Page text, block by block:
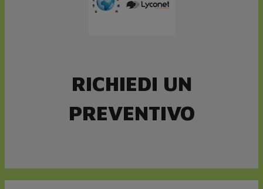
RICHIEDI UN
PREVENTIVO